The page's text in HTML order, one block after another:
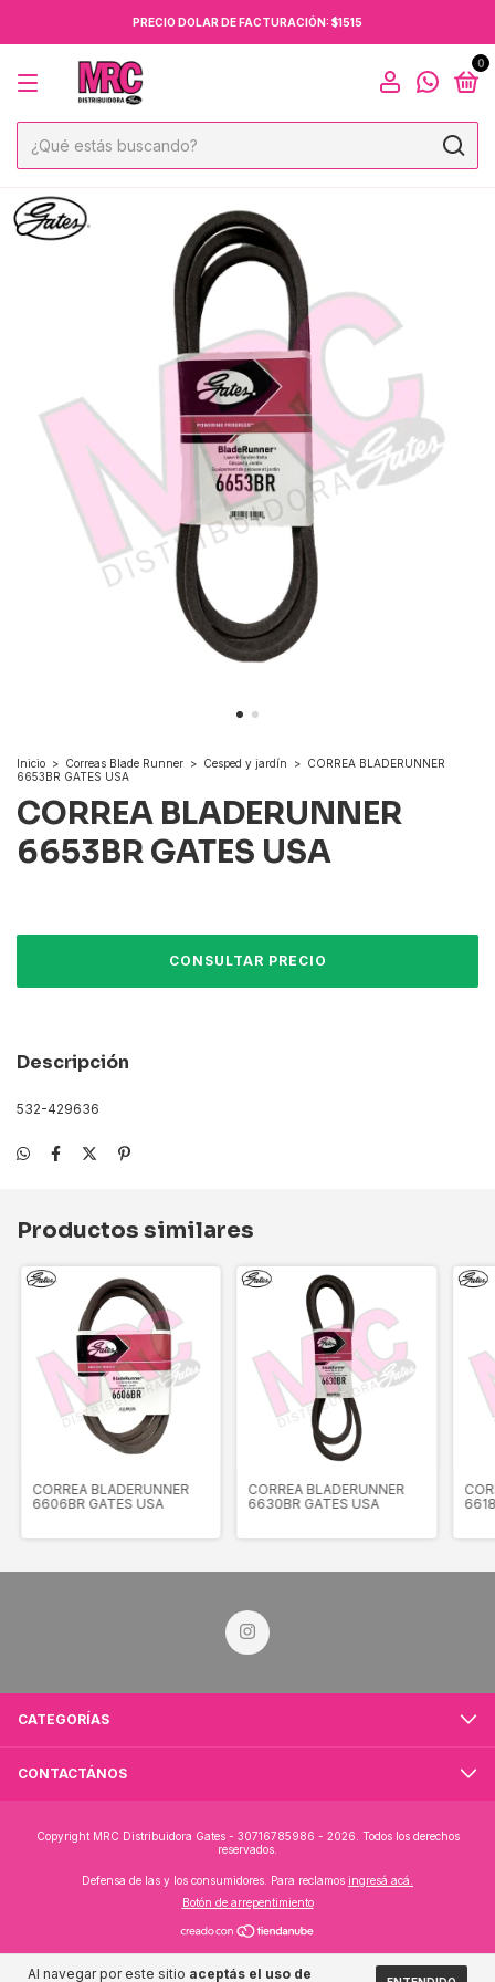
PRECIO DOLAR DE FACTURACIÓN: $1515
0
Al navegar por este sitio aceptás el uso de
Inicio > Correas Blade Runner > Cesped y jardín > CORREA BLADERUNNER
6653BR GATES USA
CORREA BLADERUNNER
6653BR GATES USA
Descripción
532-429636
Productos similares
CORREA BLADERUNNER
6606BR GATES USA
CORREA BLADERUNNER
6630BR GATES USA
CATEGORÍAS
CONTACTÁNOS
Copyright MRC Distribuidora Gates - 30716785986 - 2026. Todos los derechos
reservados.
Defensa de las y los consumidores. Para reclamos ingresá acá.
Botón de arrepentimiento